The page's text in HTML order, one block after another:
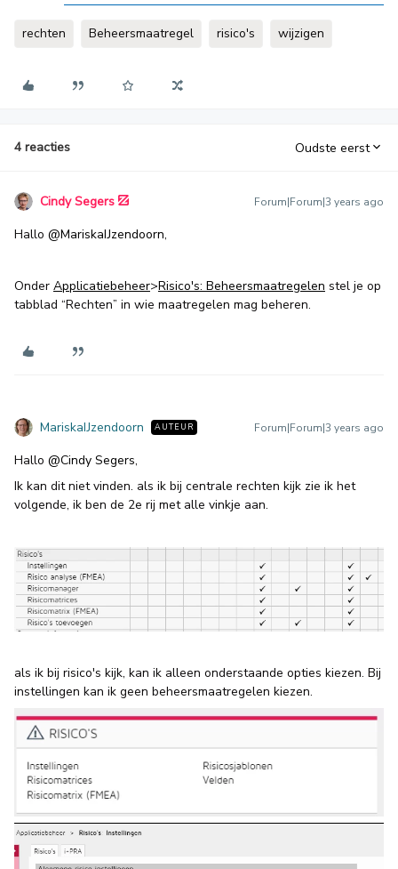
rechten Beheersmaatregel risico's wijzigen
4 reacties Oudste eerst
Cindy Segers Forum|Forum|3 years ago
Hallo @MariskaIJzendoorn,
Onder Applicatiebeheer>Risico's: Beheersmaatregelen stel je op
tabblad “Rechten” in wie maatregelen mag beheren.
MariskaIJzendoorn AUTEUR Forum|Forum|3 years ago
Hallo @Cindy Segers,
Ik kan dit niet vinden. als ik bij centrale rechten kijk zie ik het
volgende, ik ben de 2e rij met alle vinkje aan.
als ik bij risico's kijk, kan ik alleen onderstaande opties kiezen. Bij
instellingen kan ik geen beheersmaatregelen kiezen.